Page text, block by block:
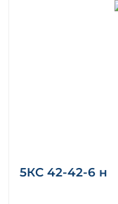
5КС 42-42-6 н